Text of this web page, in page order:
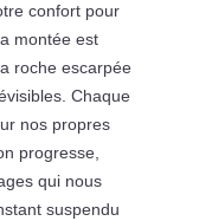
confort pour
montée est
roche escarpée
Chaque
nos propres
progresse,
qui nous
suspendu